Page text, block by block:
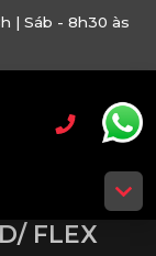
| Sáb - 8h30 às
FLEX